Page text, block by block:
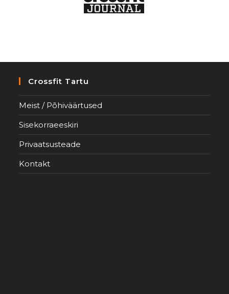
Crossfit Tartu
Meist / Põhiväärtused
Sisekorraeeskiri
Privaatsusteade
Kontakt